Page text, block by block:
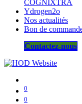
COGNIXTRA
Ydrogen2o
Nos actualités
Bon de
Contactez-nous
0
0